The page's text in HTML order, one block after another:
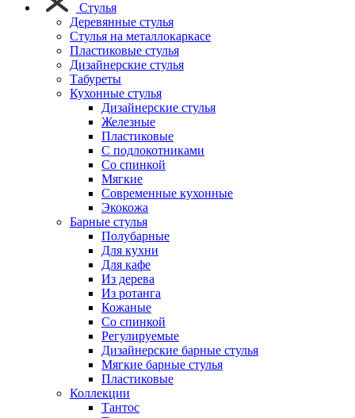
Стулья
Деревянные стулья
Стулья на металлокаркасе
Пластиковые стулья
Дизайнерские стулья
Табуреты
Кухонные стулья
Дизайнерские стулья
Железные
Пластиковые
С подлокотниками
Со спинкой
Мягкие
Современные кухонные
Экокожа
Барные стулья
Полубарные
Для кухни
Для кафе
Из дерева
Из ротанга
Кожаные
Со спинкой
Регулируемые
Дизайнерские барные стулья
Мягкие барные стулья
Пластиковые
Коллекции
Тантос